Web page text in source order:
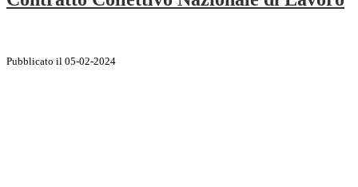
Pubblicato il 05-02-2024